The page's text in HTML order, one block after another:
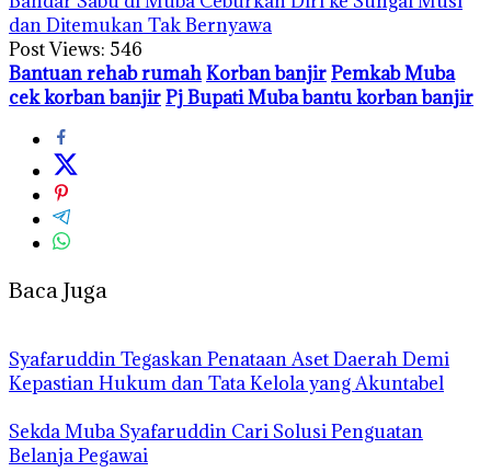
dan Ditemukan Tak Bernyawa
Post Views: 546
Bantuan rehab rumahKorban banjirPemkab Muba
cek korban banjirPj Bupati Muba bantu korban banjir
Baca Juga
Syafaruddin Tegaskan Penataan Aset Daerah Demi
Kepastian Hukum dan Tata Kelola yang Akuntabel
Sekda Muba Syafaruddin Cari Solusi Penguatan
Belanja Pegawai